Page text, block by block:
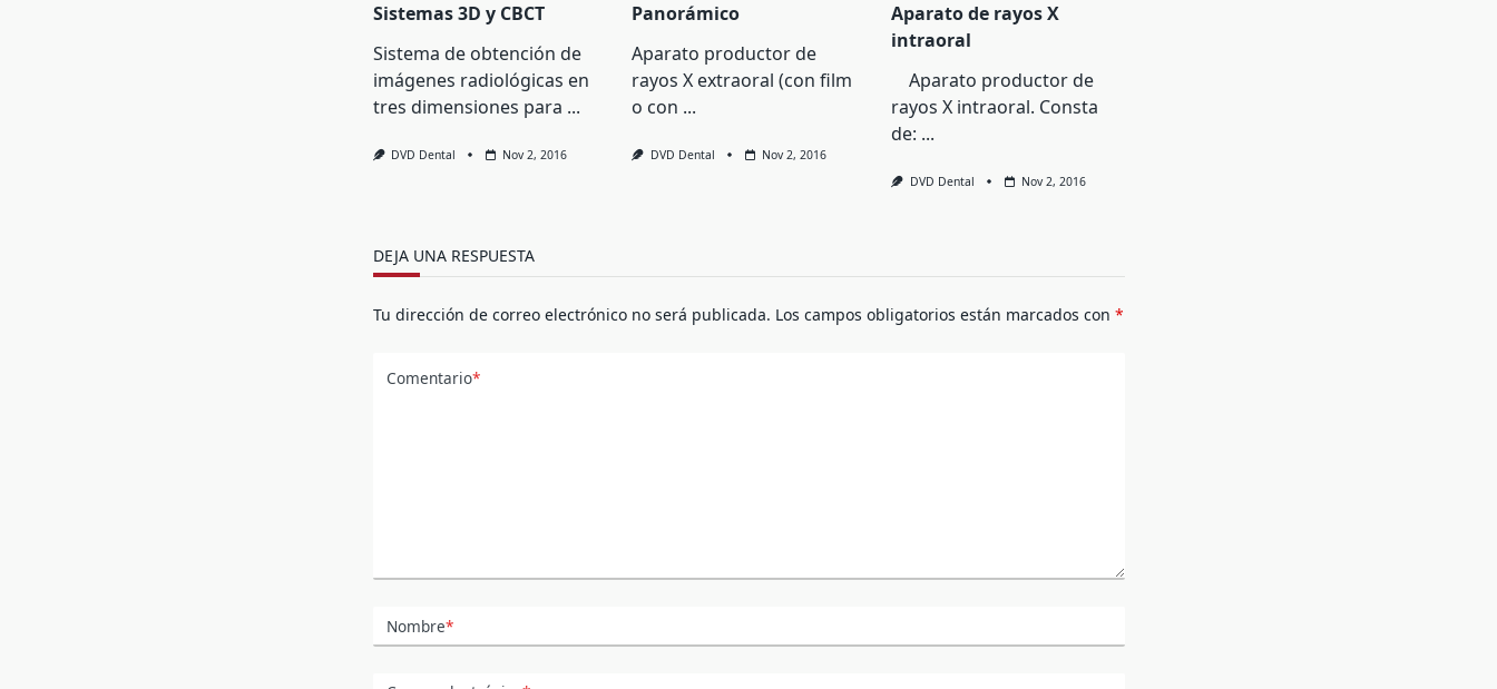
Sistemas 3D y CBCT
Sistema de obtención de
imágenes radiológicas en
tres dimensiones para ...
DVD Dental Nov 2, 2016
Panorámico
Aparato productor de
rayos X extraoral (con film
o con ...
DVD Dental Nov 2, 2016
Aparato de rayos X
intraoral
Aparato productor de
rayos X intraoral. Consta
de: ...
DVD Dental Nov 2, 2016
DEJA UNA RESPUESTA
Tu dirección de correo electrónico no será publicada. Los campos obligatorios están marcados con *
Comentario*
Nombre*